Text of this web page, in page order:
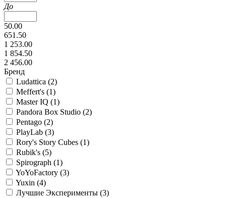
До
50.00
651.50
1 253.00
1 854.50
2 456.00
Бренд
Ludattica (2)
Meffert's (1)
Master IQ (1)
Pandora Box Studio (2)
Pentago (2)
PlayLab (3)
Rory's Story Cubes (1)
Rubik's (5)
Spirograph (1)
YoYoFactory (3)
Yuxin (4)
Лучшие Эксперименты (3)